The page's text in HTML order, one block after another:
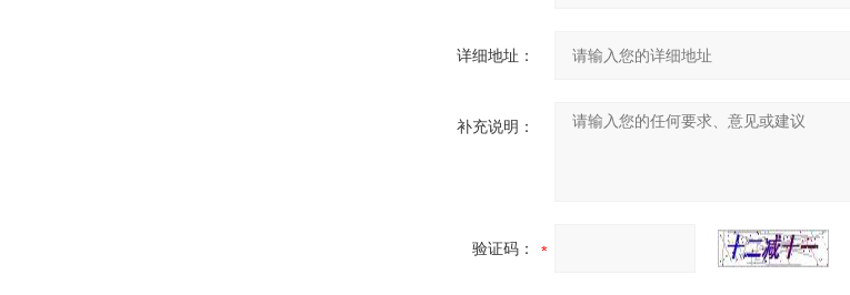
详细地址：
补充说明：
验证码：